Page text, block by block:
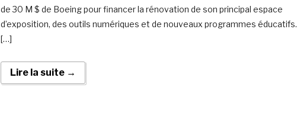
de 30 M $ de Boeing pour financer la rénovation de son principal espace
d’exposition, des outils numériques et de nouveaux programmes éducatifs.
[…]
Lire la suite →